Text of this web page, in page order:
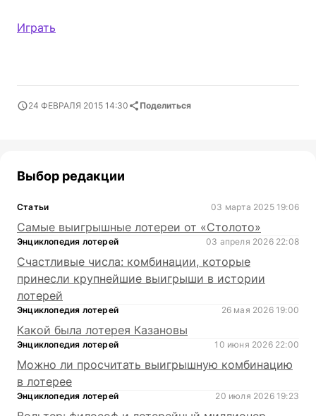
Играть
24 ФЕВРАЛЯ 2015 14:30 Поделиться
Выбор редакции
Статьи 03 марта 2025 19:06
Самые выигрышные лотереи от «Столото»
Энциклопедия лотерей 03 апреля 2026 22:08
Счастливые числа: комбинации, которые
принесли крупнейшие выигрыши в истории
лотерей
Энциклопедия лотерей 26 мая 2026 19:00
Какой была лотерея Казановы
Энциклопедия лотерей 10 июня 2026 22:00
Можно ли просчитать выигрышную комбинацию
в лотерее
Энциклопедия лотерей 20 июля 2026 19:23